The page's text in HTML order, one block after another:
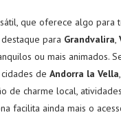
que oferece algo para
para Grandvalira,
ou mais animados.
de Andorra la Vella,
de charme local,
facilita ainda mais o